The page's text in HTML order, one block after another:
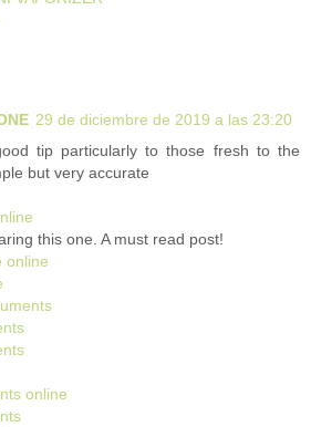
29 de diciembre de 2019 a las 23:20
tip particularly to those fresh to the
but very accurate
this one. A must read post!
online
online